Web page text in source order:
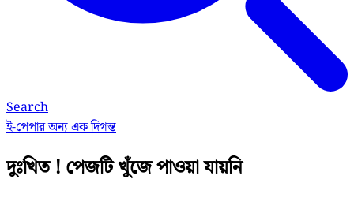
Search
ই-পেপারঅন্য এক দিগন্ত
দুঃখিত ! পেজটি খুঁজে পাওয়া যায়নি